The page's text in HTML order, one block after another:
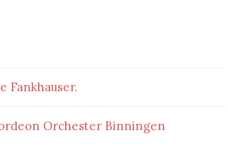
Fankhauser.
Orchester Binningen